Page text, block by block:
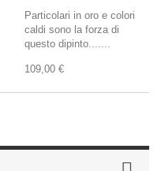
Particolari in oro e colori
caldi sono la forza di
questo dipinto.......
109,00 €